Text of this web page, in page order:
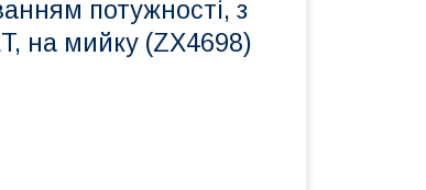
потужності, з
на мийку (ZX4698)